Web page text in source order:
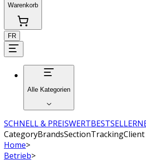
Warenkorb
FR
Alle Kategorien
SCHNELL & PREISWERTBESTSELLER
CategoryBrandsSectionTrackingClient
Home>
Betrieb>